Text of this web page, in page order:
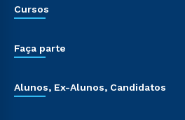
Cursos
Faça parte
Alunos, Ex-Alunos, Candidatos